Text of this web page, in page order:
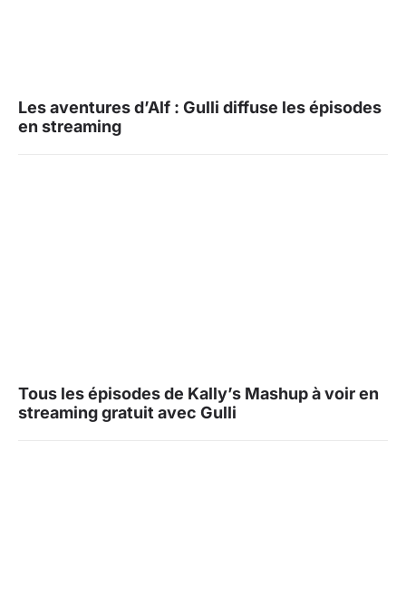
Les aventures d’Alf : Gulli diffuse les épisodes
en streaming
Tous les épisodes de Kally’s Mashup à voir en
streaming gratuit avec Gulli